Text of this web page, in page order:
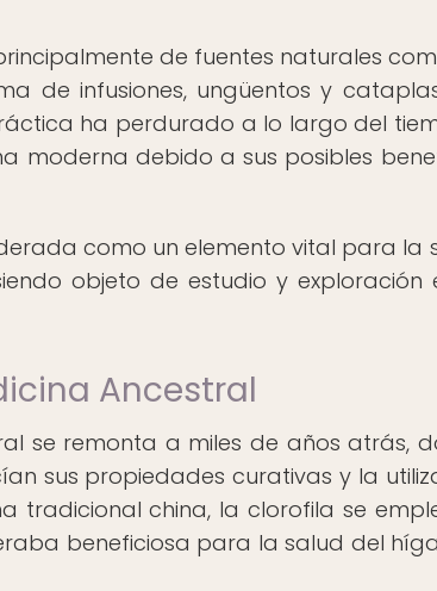
de fuentes naturales
de infusiones, ungüentos y
ha perdurado a lo largo del
moderna debido a sus posibles
como un elemento vital para la
objeto de estudio y exploración
Ancestral
se remonta a miles de años atrás,
sus propiedades curativas y la
tradicional china, la clorofila se
beneficiosa para la salud del